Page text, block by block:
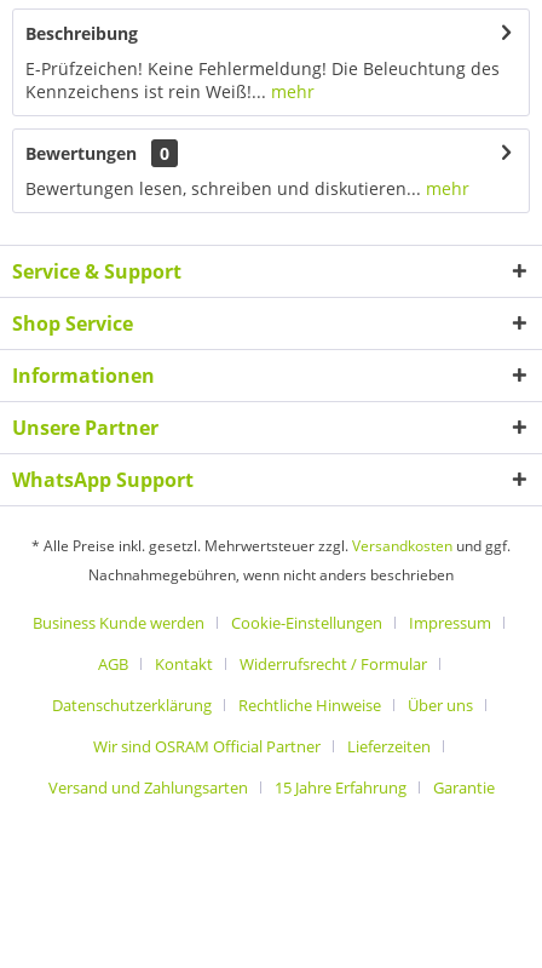
Beschreibung
E-Prüfzeichen! Keine Fehlermeldung! Die Beleuchtung des
Kennzeichens ist rein Weiß!... mehr
Bewertungen
0
Bewertungen lesen, schreiben und diskutieren... mehr
Service & Support
Shop Service
Informationen
Unsere Partner
WhatsApp Support
* Alle Preise inkl. gesetzl. Mehrwertsteuer zzgl.Versandkosten und ggf.
Nachnahmegebühren, wenn nicht anders beschrieben
Business Kunde werden Cookie-Einstellungen
Impressum
AGB
Kontakt
Widerrufsrecht / Formular
Datenschutzerklärung
Rechtliche Hinweise
Über uns
Wir sind OSRAM Official Partner
Lieferzeiten
Versand und Zahlungsarten
15 Jahre Erfahrung Garantie